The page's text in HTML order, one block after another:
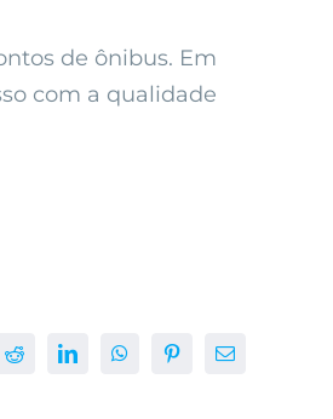
de ônibus. Em
com a qualidade
RedditLinkedInWhatsAppPinterest
E-